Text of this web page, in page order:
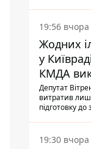
19:56 вчора
Жодних
у
КМДА
Депутат
витратив
підготовку
19:30 вчора